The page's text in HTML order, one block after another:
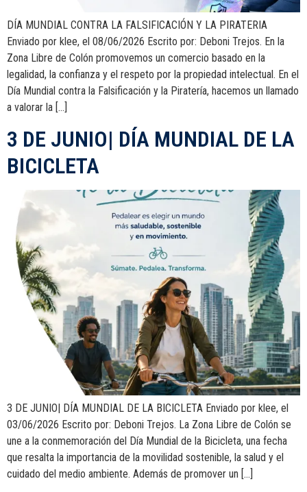
DÍA MUNDIAL CONTRA LA FALSIFICACIÓN Y LA PIRATERIA
Enviado por klee, el 08/06/2026 Escrito por: Deboni Trejos. En la
Zona Libre de Colón promovemos un comercio basado en la
legalidad, la confianza y el respeto por la propiedad intelectual. En el
Día Mundial contra la Falsificación y la Piratería, hacemos un llamado
a valorar la […]
3 DE JUNIO| DÍA MUNDIAL DE LA
BICICLETA
3 DE JUNIO| DÍA MUNDIAL DE LA BICICLETA Enviado por klee, el
03/06/2026 Escrito por: Deboni Trejos. La Zona Libre de Colón se
une a la conmemoración del Día Mundial de la Bicicleta, una fecha
que resalta la importancia de la movilidad sostenible, la salud y el
cuidado del medio ambiente. Además de promover un […]